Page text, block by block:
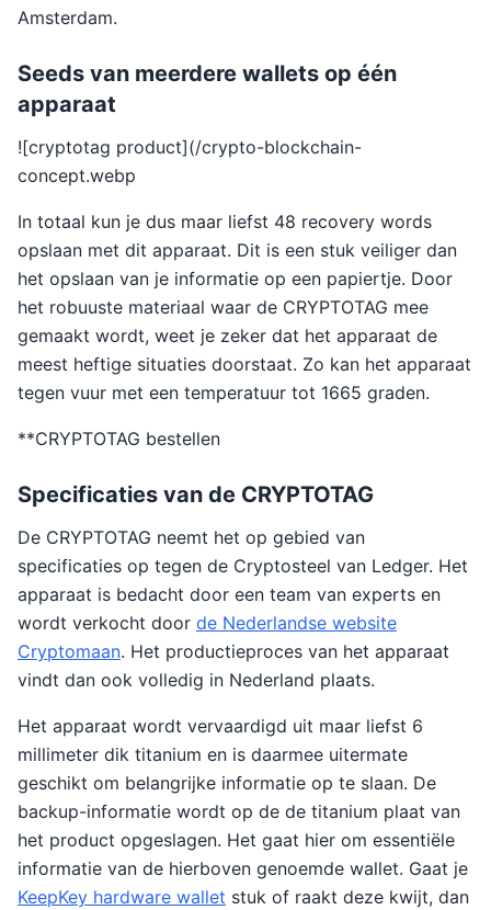
Amsterdam.
Seeds van meerdere wallets op één
apparaat
![cryptotag product](/crypto-blockchain-
concept.webp
In totaal kun je dus maar liefst 48 recovery words
opslaan met dit apparaat. Dit is een stuk veiliger dan
het opslaan van je informatie op een papiertje. Door
het robuuste materiaal waar de CRYPTOTAG mee
gemaakt wordt, weet je zeker dat het apparaat de
meest heftige situaties doorstaat. Zo kan het apparaat
tegen vuur met een temperatuur tot 1665 graden.
**CRYPTOTAG bestellen
Specificaties van de CRYPTOTAG
De CRYPTOTAG neemt het op gebied van
specificaties op tegen de Cryptosteel van Ledger. Het
apparaat is bedacht door een team van experts en
wordt verkocht door de Nederlandse website
Cryptomaan. Het productieproces van het apparaat
vindt dan ook volledig in Nederland plaats.
Het apparaat wordt vervaardigd uit maar liefst 6
millimeter dik titanium en is daarmee uitermate
geschikt om belangrijke informatie op te slaan. De
backup-informatie wordt op de de titanium plaat van
het product opgeslagen. Het gaat hier om essentiële
informatie van de hierboven genoemde wallet. Gaat je
KeepKey hardware wallet stuk of raakt deze kwijt, dan